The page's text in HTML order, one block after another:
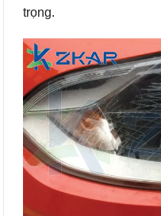
trọng.